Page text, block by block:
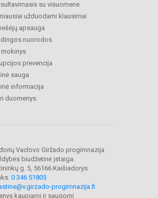
su visuomene
užduodami klausimai
apsauga
nuorodos
mokinys
prevencija
sauga
informacija
duomenys
Vaclovo Giržado progimnazija
biudžetinė įstaiga.
g. 5, 56166 Kaišiadorys
0 346 51805
progimnazija.lt
kaupiami ir saugomi